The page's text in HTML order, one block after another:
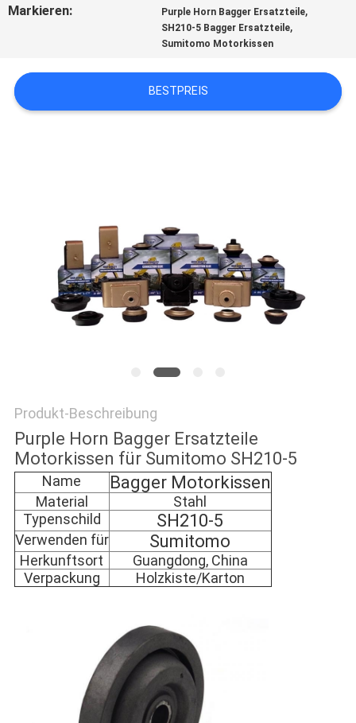
FORDERN
SIE
SITEMAP
PRIVACY
Markieren: Purple Horn Bagger Ersatzteile,
SH210-5 Bagger Ersatzteile,
Sumitomo Motorkissen
BESTPREIS
Produkt-Beschreibung
Purple Horn Bagger Ersatzteile
Motorkissen für Sumitomo SH210-5
Name Bagger Motorkissen
Material
Stahl
Typenschild
SH210-5
Verwenden für Sumitomo
Herkunftsort
Guangdong, China
Verpackung
Holzkiste/Karton